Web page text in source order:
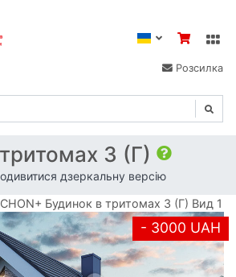
Розсилка
3 (Г)
дзеркальну версію
Будинок в тритомах 3 (Г) Вид 1
- 3000 UAH